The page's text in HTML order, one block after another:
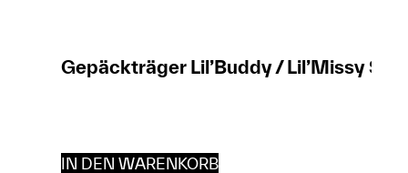
Gepäckträger Lil’Buddy / Lil’Missy
IN DEN WARENKORB